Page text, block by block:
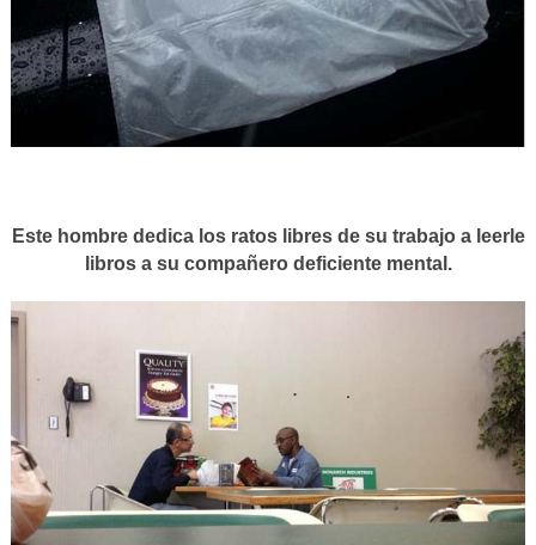
Este hombre dedica los ratos libres de su trabajo a leerle
libros a su compañero deficiente mental.